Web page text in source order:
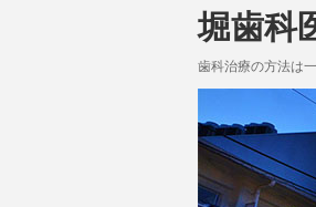
堀歯科
歯科治療の方法は